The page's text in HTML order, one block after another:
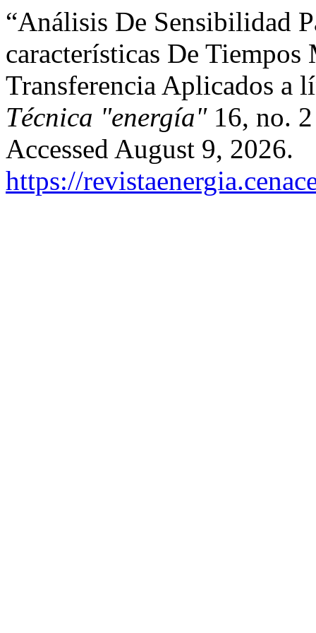
“Análisis De Sensibilidad
características De
Transferencia Aplicados a
Técnica "energía"16, no. 2
Accessed August 9, 2026.
https://